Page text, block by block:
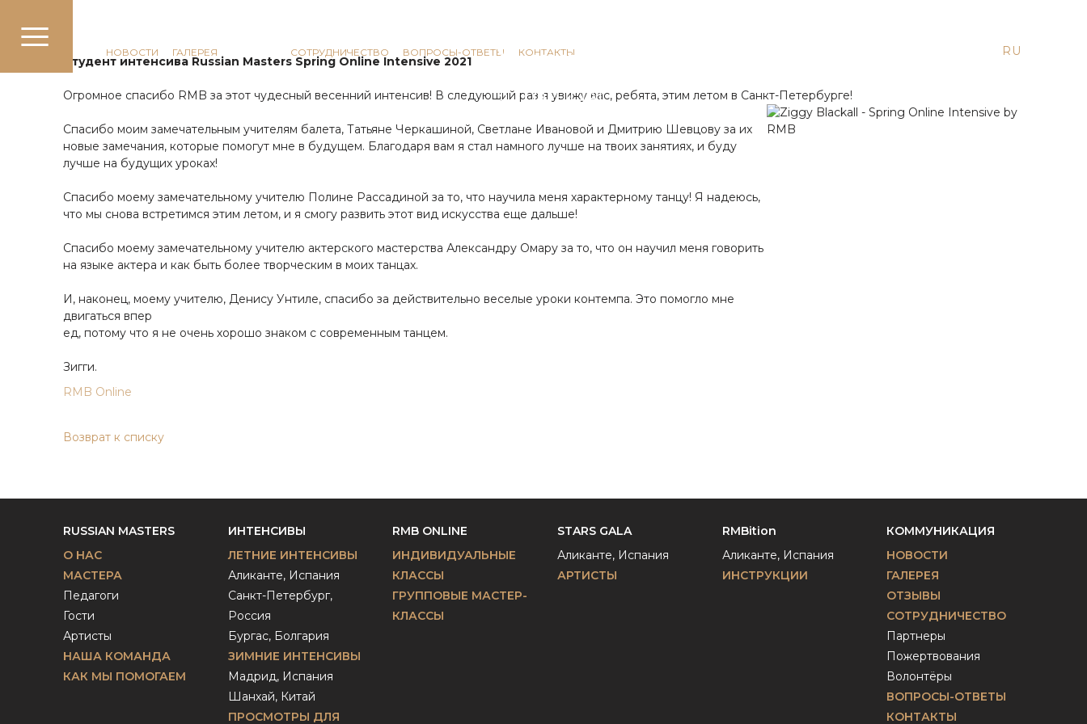
НОВОСТИ ГАЛЕРЕЯ СОТРУДНИЧЕСТВО ВОПРОСЫ-ОТВЕТЫ КОНТАКТЫ RU
Студент интенсива Russian Masters Spring Online Intensive 2021
Огромное спасибо RMB за этот чудесный весенний интенсив! В следующий раз я увижу вас, ребята, этим летом в Санкт-Петербурге!
Спасибо моим замечательным учителям балета, Татьяне Черкашиной, Светлане Ивановой и Дмитрию Шевцову за их
новые замечания, которые помогут мне в будущем. Благодаря вам я стал намного лучше на твоих занятиях, и буду
лучше на будущих уроках!
Спасибо моему замечательному учителю Полине Рассадиной за то, что научила меня характерному танцу! Я надеюсь,
что мы снова встретимся этим летом, и я смогу развить этот вид искусства еще дальше!
Спасибо моему замечательному учителю актерского мастерства Александру Омару за то, что он научил меня говорить
на языке актера и как быть более творческим в моих танцах.
И, наконец, моему учителю, Денису Унтиле, спасибо за действительно веселые уроки контемпа. Это помогло мне
двигаться впер
ед, потому что я не очень хорошо знаком с современным танцем.
Зигги.
RMB Online
Возврат к списку
RUSSIAN MASTERS
О НАС
МАСТЕРА
Педагоги
Гости
Артисты
НАША КОМАНДА
КАК МЫ ПОМОГАЕМ
ИНТЕНСИВЫ
ЛЕТНИЕ ИНТЕНСИВЫ
Аликанте, Испания
Санкт-Петербург,
Россия
Бургас, Болгария
ЗИМНИЕ ИНТЕНСИВЫ
Мадрид, Испания
Шанхай, Китай
ПРОСМОТРЫ ДЛЯ
RMB ONLINE
ИНДИВИДУАЛЬНЫЕ
КЛАССЫ
ГРУППОВЫЕ МАСТЕР-
КЛАССЫ
STARS GALA
Аликанте, Испания
АРТИСТЫ
RMBition
Аликанте, Испания
ИНСТРУКЦИИ
КОММУНИКАЦИЯ
НОВОСТИ
ГАЛЕРЕЯ
ОТЗЫВЫ
СОТРУДНИЧЕСТВО
Партнеры
Пожертвования
Волонтёры
ВОПРОСЫ-ОТВЕТЫ
КОНТАКТЫ